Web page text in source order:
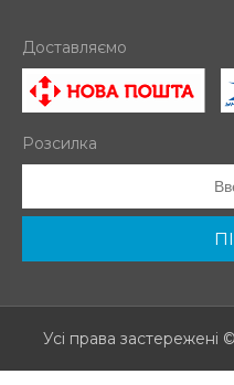
Доставляємо
Розсилка
Усі права застережені